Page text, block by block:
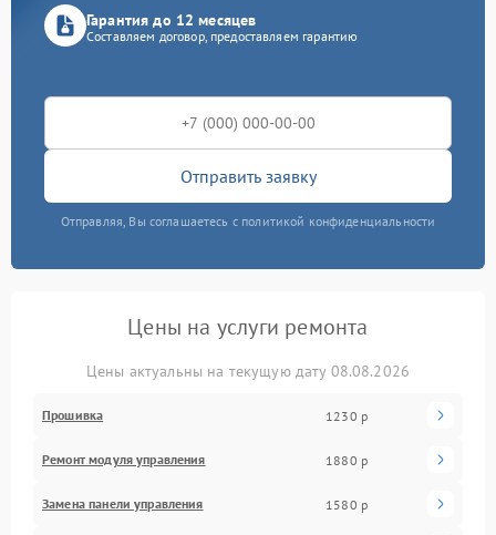
Гарантия до 12 месяцев
Составляем договор, предоставляем гарантию
Отправить заявку
Отправляя, Вы соглашаетесь с политикой конфиденциальности
Цены на услуги ремонта
Цены актуальны на текущую дату 08.08.2026
Прошивка 1230 р
Ремонт модуля управления 1880 р
Замена панели управления 1580 р